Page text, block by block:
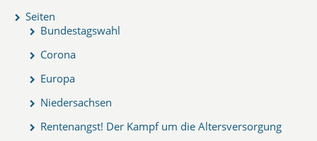
Seiten
Bundestagswahl
Corona
Europa
Niedersachsen
Rentenangst! Der Kampf um die Altersversorgung